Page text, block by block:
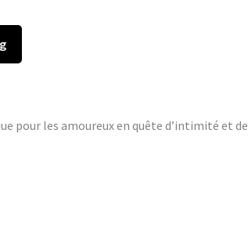
pour les amoureux en quête d’intimité et de